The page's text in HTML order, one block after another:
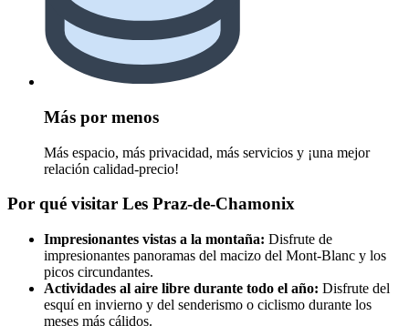
Más por menos
Más espacio, más privacidad, más servicios y ¡una mejor
relación calidad-precio!
Por qué visitar Les Praz-de-Chamonix
Impresionantes vistas a la montaña: Disfrute de
impresionantes panoramas del macizo del Mont-Blanc y los
picos circundantes.
Actividades al aire libre durante todo el año: Disfrute del
esquí en invierno y del senderismo o ciclismo durante los
meses más cálidos.